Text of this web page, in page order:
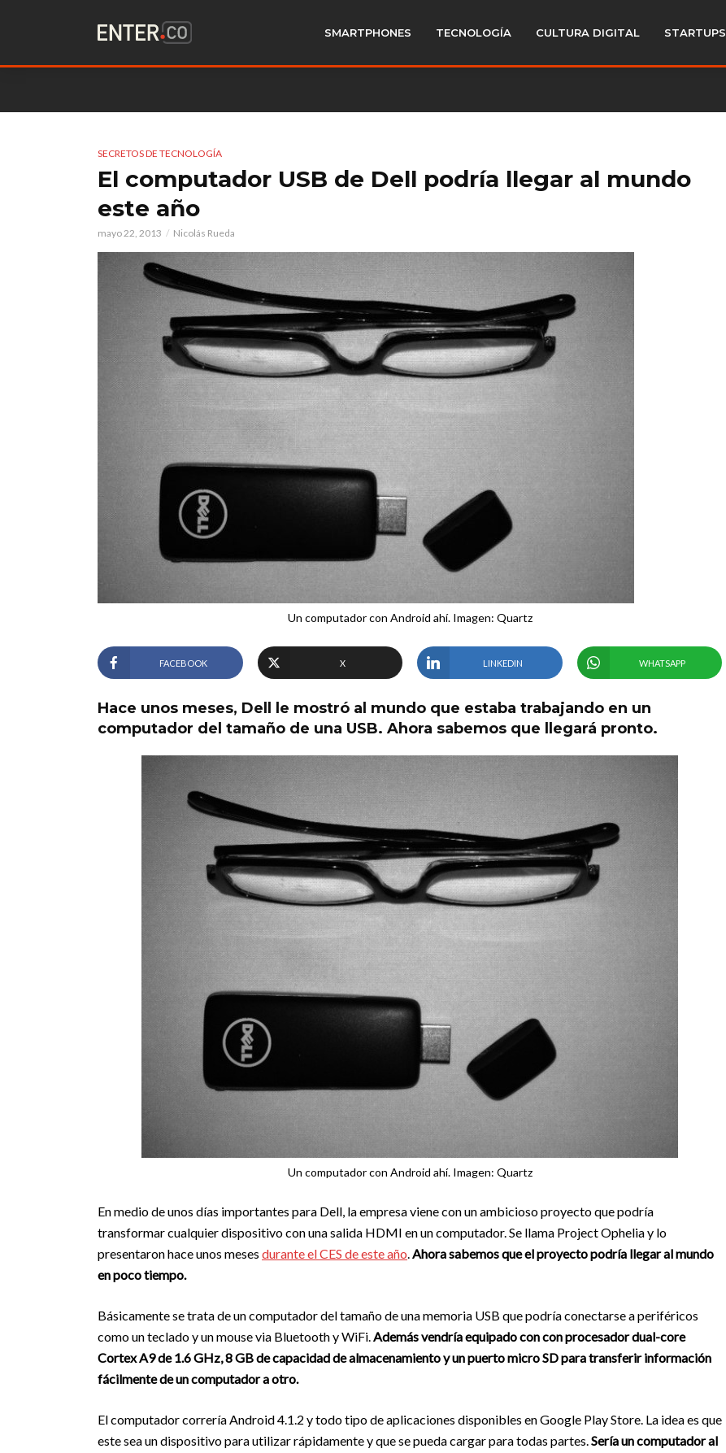
SMARTPHONES TECNOLOGÍA CULTURA DIGITAL STARTUPS
SECRETOS DE TECNOLOGÍA
El computador USB de Dell podría llegar al mundo
este año
mayo 22, 2013 Nicolás Rueda
Un computador con Android ahí. Imagen: Quartz
FACEBOOK X LINKEDIN WHATSAPP
Hace unos meses, Dell le mostró al mundo que estaba trabajando en un
computador del tamaño de una USB. Ahora sabemos que llegará pronto.
Un computador con Android ahí. Imagen: Quartz
En medio de unos días importantes para Dell, la empresa viene con un ambicioso proyecto que podría
transformar cualquier dispositivo con una salida HDMI en un computador. Se llama Project Ophelia y lo
presentaron hace unos meses durante el CES de este año.Ahora sabemos que el proyecto podría llegar al mundo
en poco tiempo.
Básicamente se trata de un computador del tamaño de una memoria USB que podría conectarse a periféricos
como un teclado y un mouse via Bluetooth y WiFi.Además vendría equipado con con procesador dual-core
Cortex A9 de 1.6 GHz, 8 GB de capacidad de almacenamiento y un puerto micro SD para transferir información
fácilmente de un computador a otro.
El computador correría Android 4.1.2 y todo tipo de aplicaciones disponibles en Google Play Store. La idea es que
este sea un dispositivo para utilizar rápidamente y que se pueda cargar para todas partes.Sería un computador al